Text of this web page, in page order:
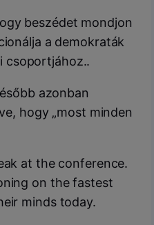
beszédet mondjon
a demokraták
csoportjához..
azonban
hogy „most minden
at the conference.
on the fastest
minds today.